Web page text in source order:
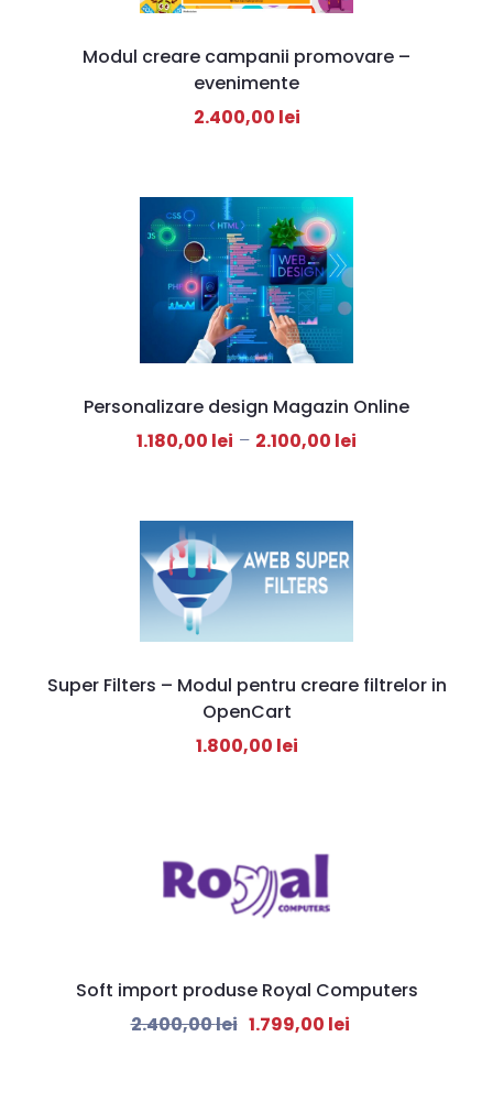
Modul creare campanii promovare –
evenimente
2.400,00 lei
Personalizare design Magazin Online
1.180,00 lei – 2.100,00 lei
Super Filters – Modul pentru creare filtrelor in
OpenCart
1.800,00 lei
Soft import produse Royal Computers
2.400,00lei 1.799,00 lei